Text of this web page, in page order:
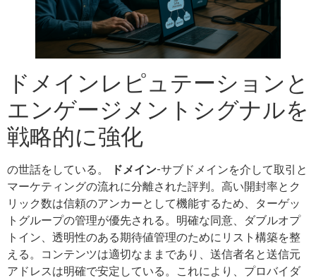
ドメインレピュテーションと
エンゲージメントシグナルを
戦略的に強化
の世話をしている。 ドメイン-サブドメインを介して取引と
マーケティングの流れに分離された評判。高い開封率とク
リック数は信頼のアンカーとして機能するため、ターゲッ
トグループの管理が優先される。明確な同意、ダブルオプ
トイン、透明性のある期待値管理のためにリスト構築を整
える。コンテンツは適切なままであり、送信者名と送信元
アドレスは明確で安定している。これにより、プロバイダ